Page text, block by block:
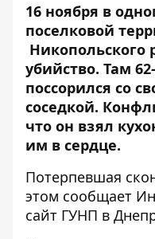
16 ноября в
поселковой
Никопольского
убийство. Там
поссорился со
соседкой.
что он взял
им в сердце.
Потерпевшая
этом сообщает
сайт ГУНП в